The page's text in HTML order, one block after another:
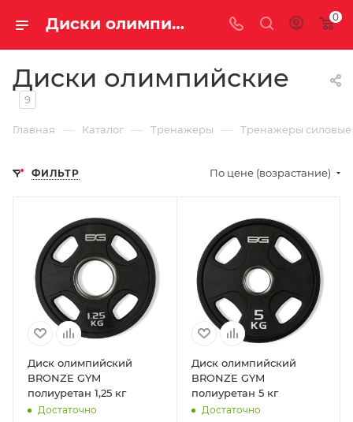
Диски олимпийские купить недорого с доставкой 0
Диски олимпийские
9
Главная — Каталог — Тренажеры — Тренажеры силовые
ФИЛЬТР По цене (возрастание)
Диск олимпийский
BRONZE GYM
полиуретан 1,25 кг
Достаточно
Диск олимпийский
BRONZE GYM
полиуретан 5 кг
Достаточно